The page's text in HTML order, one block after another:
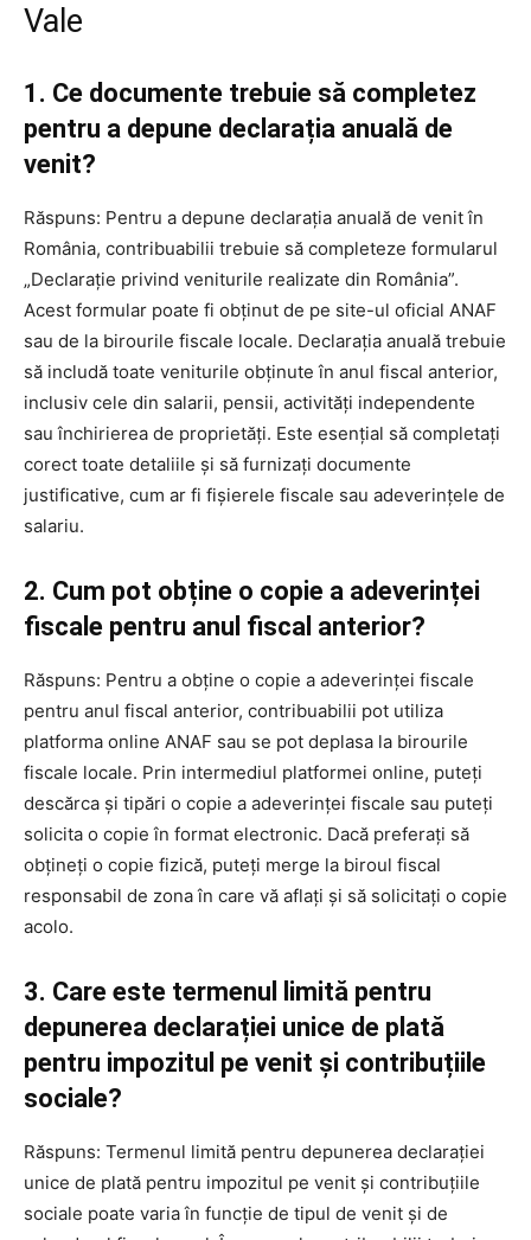
Vale
1. Ce documente trebuie să completez
pentru a depune declarația anuală de
venit?
Răspuns: Pentru a depune declarația anuală de venit în
România, contribuabilii trebuie să completeze formularul
„Declarație privind veniturile realizate din România”.
Acest formular poate fi obținut de pe site-ul oficial ANAF
sau de la birourile fiscale locale. Declarația anuală trebuie
să includă toate veniturile obținute în anul fiscal anterior,
inclusiv cele din salarii, pensii, activități independente
sau închirierea de proprietăți. Este esențial să completați
corect toate detaliile și să furnizați documente
justificative, cum ar fi fișierele fiscale sau adeverințele de
salariu.
2. Cum pot obține o copie a adeverinței
fiscale pentru anul fiscal anterior?
Răspuns: Pentru a obține o copie a adeverinței fiscale
pentru anul fiscal anterior, contribuabilii pot utiliza
platforma online ANAF sau se pot deplasa la birourile
fiscale locale. Prin intermediul platformei online, puteți
descărca și tipări o copie a adeverinței fiscale sau puteți
solicita o copie în format electronic. Dacă preferați să
obțineți o copie fizică, puteți merge la biroul fiscal
responsabil de zona în care vă aflați și să solicitați o copie
acolo.
3. Care este termenul limită pentru
depunerea declarației unice de plată
pentru impozitul pe venit și contribuțiile
sociale?
Răspuns: Termenul limită pentru depunerea declarației
unice de plată pentru impozitul pe venit și contribuțiile
sociale poate varia în funcție de tipul de venit și de